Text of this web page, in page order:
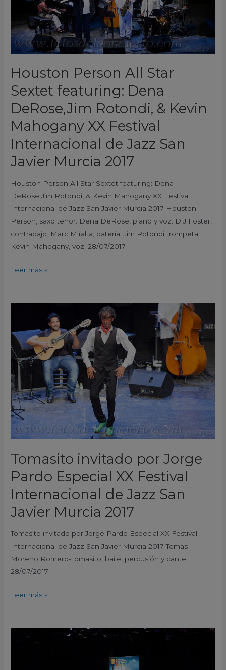
Houston Person All Star
Sextet featuring: Dena
DeRose,Jim Rotondi, & Kevin
Mahogany XX Festival
Internacional de Jazz San
Javier Murcia 2017
Houston Person All Star Sextet featuring: Dena
DeRose,Jim Rotondi, & Kevin Mahogany XX Festival
Internacional de Jazz San Javier Murcia 2017 Houston
Person, saxo tenor. Dena DeRose, piano y voz. D J Foster,
contrabajo. Marc Miralta, batería. Jim Rotondi trompeta.
Kevin Mahogany, voz. 28/07/2017
DeRose,Jim
Rotondi,
&
Kevin
XX
Festival
de
Jazz
San
Javier
Murcia
Leer más »
Tomasito invitado por Jorge
Pardo Especial XX Festival
Internacional de Jazz San
Javier Murcia 2017
Tomasito invitado por Jorge Pardo Especial XX Festival
Internacional de Jazz San Javier Murcia 2017 Tomas
Moreno Romero-Tomasito, baile, percusión y cante.
28/07/2017
por
Jorge
Pardo
XX
Festival
Internacional
de
Jazz
Javier
Murcia
Leer más »